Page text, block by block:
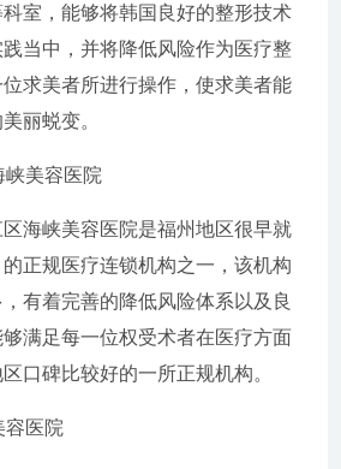
室，能够将韩国良好的整形技术
当中，并将降低风险作为医疗整
求美者所进行操作，使求美者能
丽蜕变。
峡美容医院
海峡美容医院是福州地区很早就
正规医疗连锁机构之一，该机构
有着完善的降低风险体系以及良
满足每一位权受术者在医疗方面
口碑比较好的一所正规机构。
容医院